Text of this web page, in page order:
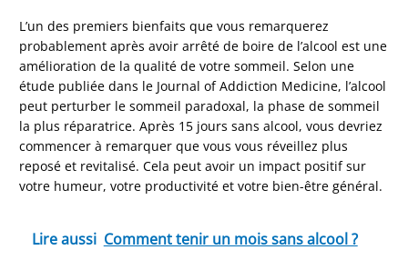
L’un des premiers bienfaits que vous remarquerez
probablement après avoir arrêté de boire de l’alcool est une
amélioration de la qualité de votre sommeil. Selon une
étude publiée dans le Journal of Addiction Medicine, l’alcool
peut perturber le sommeil paradoxal, la phase de sommeil
la plus réparatrice. Après 15 jours sans alcool, vous devriez
commencer à remarquer que vous vous réveillez plus
reposé et revitalisé. Cela peut avoir un impact positif sur
votre humeur, votre productivité et votre bien-être général.
Lire aussi Comment tenir un mois sans alcool ?